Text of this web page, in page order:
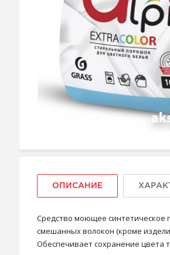
ОПИСАНИЕ
Средство моющее синтетическое
смешанных волокон (кроме
Обеспечивает сохранение цвета